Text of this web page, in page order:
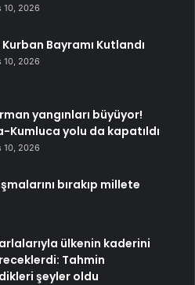
10, 2026
Bayramı Kutlandı
10, 2026
yangınları büyüyor!
Kumluca yolu da kapatıldı
10, 2026
bırakıp millete
ülkenin kaderini
Tahmin
şeyler oldu